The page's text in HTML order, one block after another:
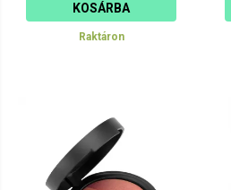
KOSÁRBA
Raktáron